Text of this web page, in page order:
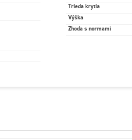
Trieda krytia
Výška
Zhoda s normami